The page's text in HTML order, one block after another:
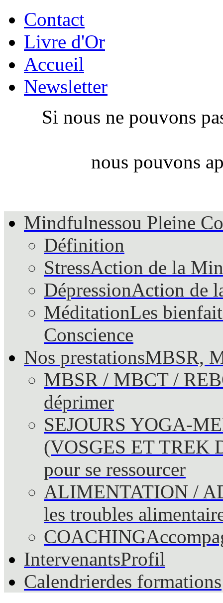
Contact
Livre d'Or
Accueil
Newsletter
Si nous ne pouvons
nous pouvons
Mindfulnessou Pleine
Définition
StressAction de la
DépressionAction de
MéditationLes
Conscience
Nos prestationsMBSR,
MBSR / MBCT /
déprimer
SEJOURS YOGA-
(VOSGES ET TREK
pour se ressourcer
ALIMENTATION /
les troubles
COACHING
IntervenantsProfil
Calendrierdes formations